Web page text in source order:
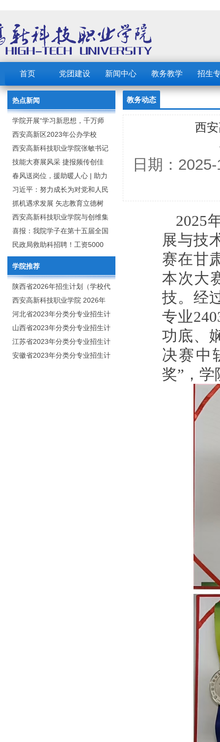
首页 党团建设 新闻中心 教务教学 招生
热点新闻
学院开展“学习新思想，千万师
生同上一堂课”活动
西安高新区2023年公办学校
（园） 公开招聘教职工公告
西安高新科技职业学院张敏书记
为全院师生党员上党课
技能大赛展风采 捷报频传创佳
绩：西安高新科技职业学院师生
在2023年陕西省职业技能大赛中
取佳绩
春风送岗位，援助暖人心 | 助力
毕业生求职就业
习近平：努力成长为对党和人民
忠诚可靠、堪当时代重任的栋梁
之才
抓机遇求发展 矢志教育立德树
人：西安高新科技职业学院召开
2020年年终总结暨表彰网络视频
会
西安高新科技职业学院与创维集
团举行校企合作签约仪式
喜报：我院学子在第十五届全国
大学生广告艺术大赛（大广
赛）、第十一届未来设计师.高校
数字艺术设计大赛（NCDA）国
赛中喜获佳绩
民政局救助科招聘！工资5000
元/月
学院推荐
陕西省2026年招生计划（学校代
码：8103）
西安高新科技职业学院 2026年
招生章程
河北省2023年分类分专业招生计
划（院校代号：1889）
山西省2023年分类分专业招生计
划（院校代号：5560）
江苏省2023年分类分专业招生计
划（院校代号：8931）
安徽省2023年分类分专业招生计
教务动态
西
日期：
2025
展与技
赛在甘
本次大
技。 经
专业
功底、
决赛中
奖” ， 学